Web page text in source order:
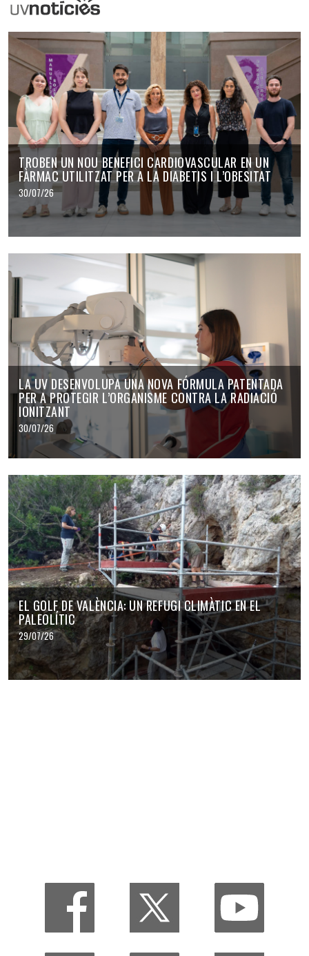
TROBEN UN NOU BENEFICI CARDIOVASCULAR EN UN
FÀRMAC UTILITZAT PER A LA DIABETIS I L’OBESITAT
30/07/26
LA UV DESENVOLUPA UNA NOVA FÓRMULA PATENTADA
PER A PROTEGIR L’ORGANISME CONTRA LA RADIACIÓ
IONITZANT
30/07/26
EL GOLF DE VALÈNCIA: UN REFUGI CLIMÀTIC EN EL
PALEOLÍTIC
29/07/26